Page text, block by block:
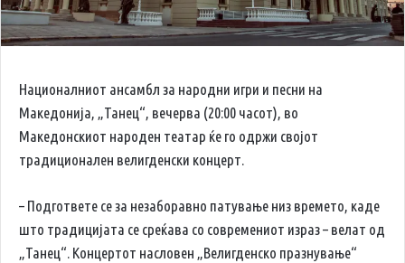
Националниот ансамбл за народни игри и песни на
Македонија, „Танец“, вечерва (20:00 часот), во
Македонскиот народен театар ќе го одржи својот
традиционален велигденски концерт.
– Подгответе се за незаборавно патување низ времето, каде
што традицијата се среќава со современиот израз – велат од
„Танец“. Концертот насловен „Велигденско празнување“